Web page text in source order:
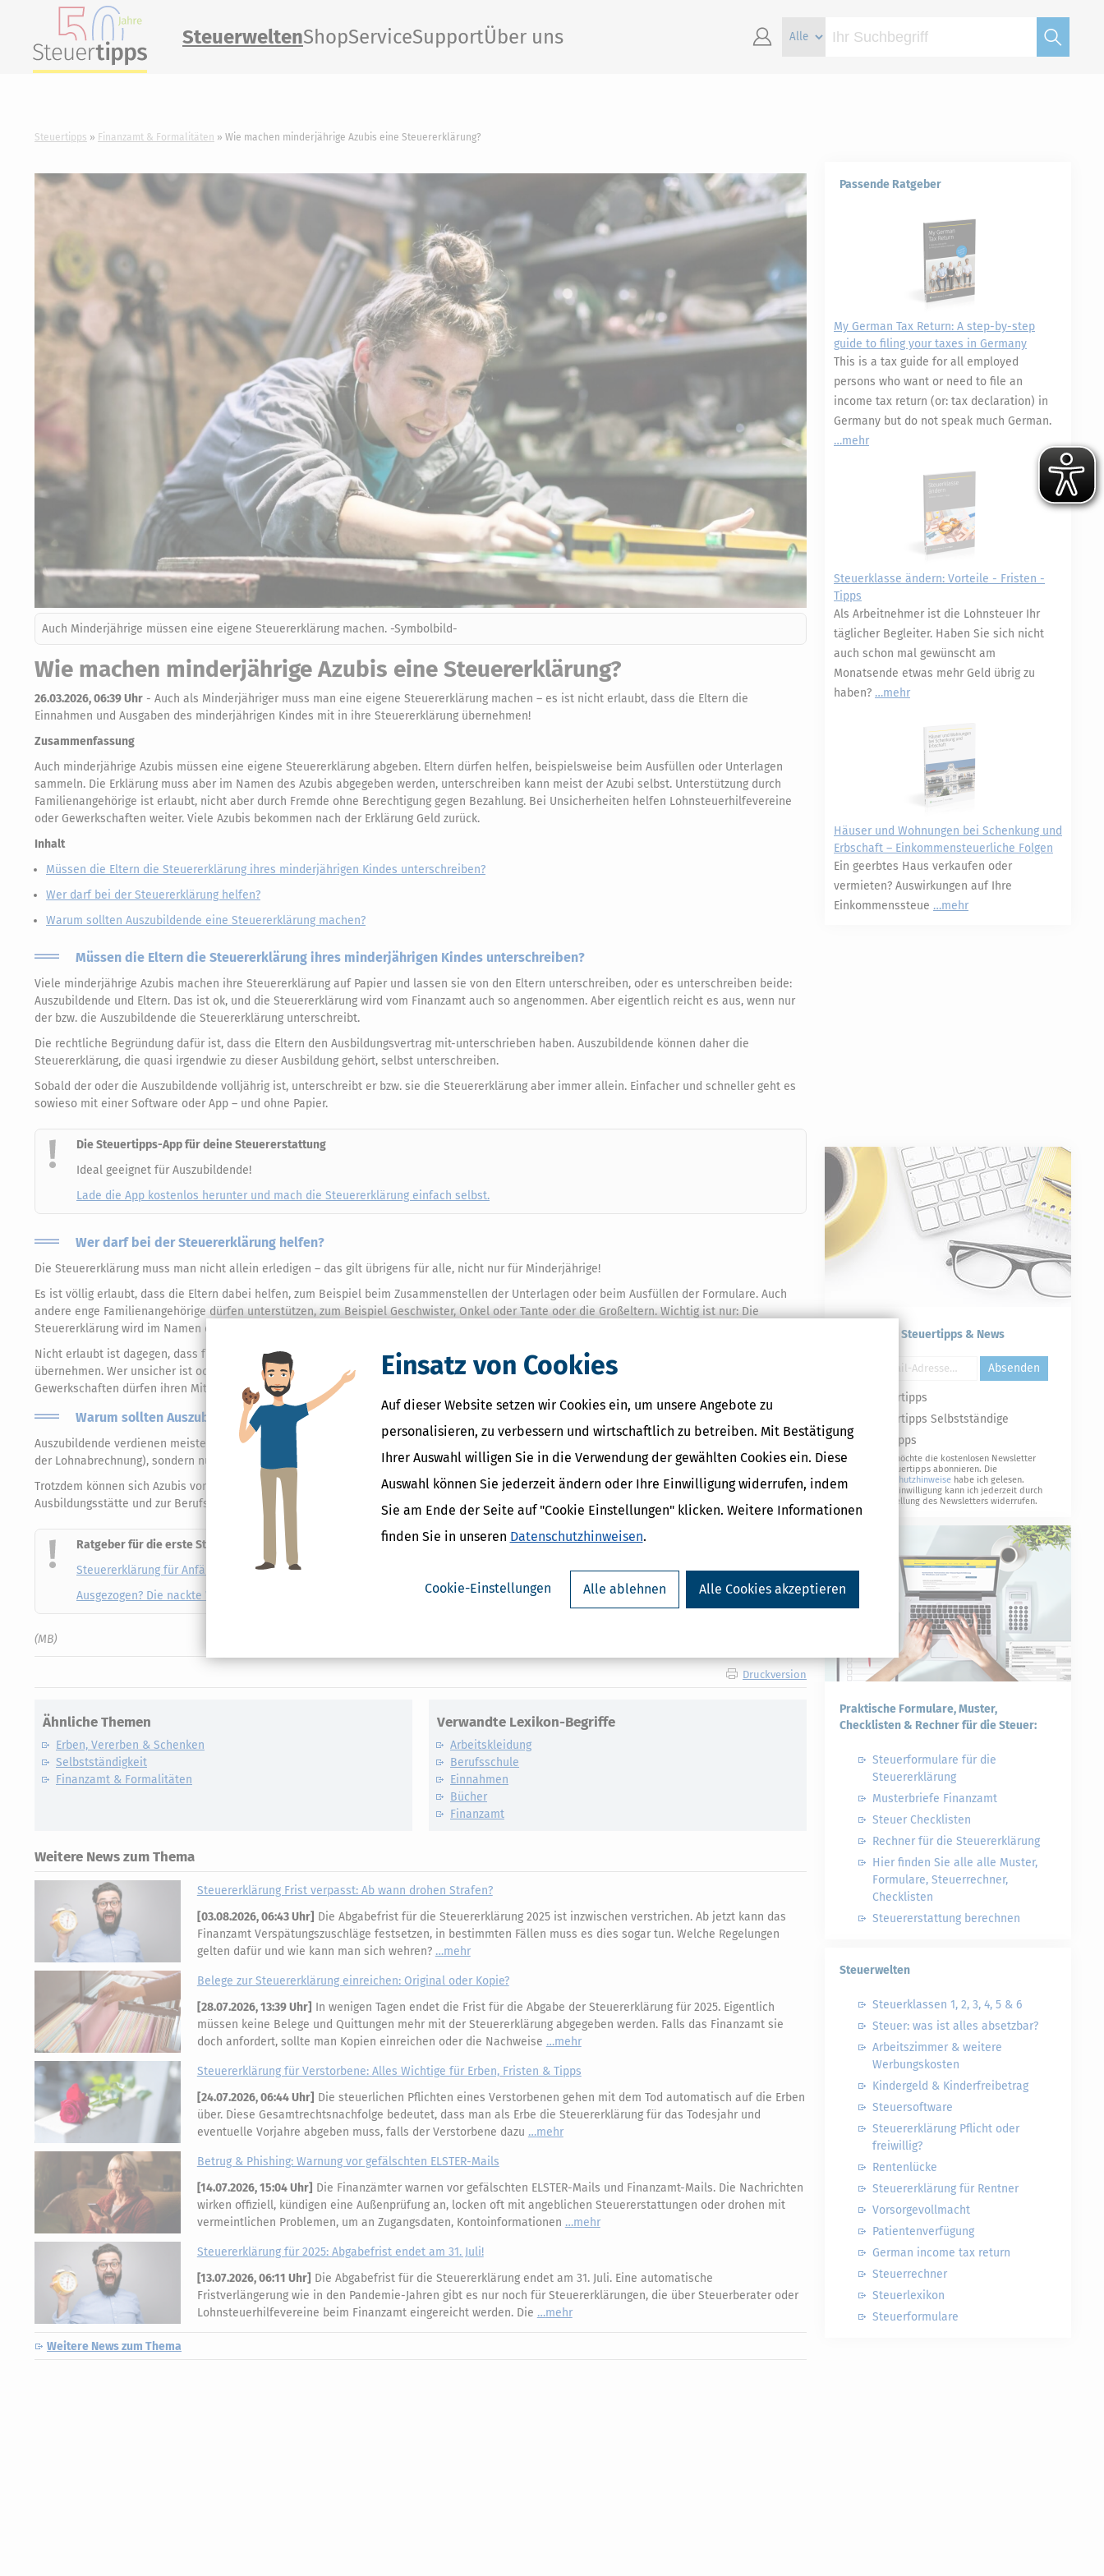
Einsatz von Cookies
Auf dieser Website setzen wir Cookies ein, um unsere Angebote zu
personalisieren, zu verbessern und wirtschaftlich zu betreiben. Mit Bestätigung
Ihrer Auswahl willigen Sie in die Verwendung der gewählten Cookies ein. Diese
Auswahl können Sie jederzeit ändern oder Ihre Einwilligung widerrufen, indem
Sie am Ende der Seite auf "Cookie Einstellungen" klicken. Weitere Informationen
finden Sie in unseren Datenschutzhinweisen.
Cookie-Einstellungen Alle ablehnen Alle Cookies akzeptieren
SteuerweltenShopServiceSupportÜber uns
Steuertipps Finanzamt & Formalitäten Wie machen minderjährige Azubis eine Steuererklärung?
Auch Minderjährige müssen eine eigene Steuererklärung machen. -Symbolbild-
Wie machen minderjährige Azubis eine Steuererklärung?
26.03.2026, 06:39 Uhr - Auch als Minderjähriger muss man eine eigene Steuererklärung machen – es ist nicht erlaubt, dass die Eltern die
Einnahmen und Ausgaben des minderjährigen Kindes mit in ihre Steuererklärung übernehmen!
Zusammenfassung
Auch minderjährige Azubis müssen eine eigene Steuererklärung abgeben. Eltern dürfen helfen, beispielsweise beim Ausfüllen oder Unterlagen
sammeln. Die Erklärung muss aber im Namen des Azubis abgegeben werden, unterschreiben kann meist der Azubi selbst. Unterstützung durch
Familienangehörige ist erlaubt, nicht aber durch Fremde ohne Berechtigung gegen Bezahlung. Bei Unsicherheiten helfen Lohnsteuerhilfevereine
oder Gewerkschaften weiter. Viele Azubis bekommen nach der Erklärung Geld zurück.
Inhalt
Müssen die Eltern die Steuererklärung ihres minderjährigen Kindes unterschreiben?
Wer darf bei der Steuererklärung helfen?
Warum sollten Auszubildende eine Steuererklärung machen?
Müssen die Eltern die Steuererklärung ihres minderjährigen Kindes unterschreiben?
Viele minderjährige Azubis machen ihre Steuererklärung auf Papier und lassen sie von den Eltern unterschreiben, oder es unterschreiben beide:
Auszubildende und Eltern. Das ist ok, und die Steuererklärung wird vom Finanzamt auch so angenommen. Aber eigentlich reicht es aus, wenn nur
der bzw. die Auszubildende die Steuererklärung unterschreibt.
Die rechtliche Begründung dafür ist, dass die Eltern den Ausbildungsvertrag mit-unterschrieben haben. Auszubildende können daher die
Steuererklärung, die quasi irgendwie zu dieser Ausbildung gehört, selbst unterschreiben.
Sobald der oder die Auszubildende volljährig ist, unterschreibt er bzw. sie die Steuererklärung aber immer allein. Einfacher und schneller geht es
sowieso mit einer Software oder App – und ohne Papier.
Die Steuertipps-App für deine Steuererstattung
Ideal geeignet für Auszubildende!
Lade die App kostenlos herunter und mach die Steuererklärung einfach selbst.
Wer darf bei der Steuererklärung helfen?
Die Steuererklärung muss man nicht allein erledigen – das gilt übrigens für alle, nicht nur für Minderjährige!
Es ist völlig erlaubt, dass die Eltern dabei helfen, zum Beispiel beim Zusammenstellen der Unterlagen oder beim Ausfüllen der Formulare. Auch
andere enge Familienangehörige dürfen unterstützen, zum Beispiel Geschwister, Onkel oder Tante oder die Großeltern. Wichtig ist nur: Die
Steuererklärung wird im Namen des bzw. der Auszubildenden abgegeben, nicht im Namen der helfenden Person.
Nicht erlaubt ist dagegen, dass fremde Personen ohne entsprechende Berechtigung gegen Bezahlung beraten oder die Steuererklärung
übernehmen. Wer unsicher ist oder komplexere Fragen hat, kann sich aber beispielweise an einen Lohnsteuerhilfeverein wenden. Auch
Gewerkschaften dürfen ihren Mitgliedern bei Steuersachen helfen.
Warum sollten Auszubildende eine Steuererklärung machen?
Auszubildende verdienen meistens nur sehr wenig. Vielleicht ist es sogar so wenig, dass gar keine Lohnsteuer einbehalten wird (das sieht man auf
der Lohnabrechnung), sondern nur die Sozialabgaben – also die Beiträge zur Krankenkasse, Rentenversicherung und Arbeitslosenversicherung.
Trotzdem können sich Azubis vom Finanzamt Geld zurückholen, denn auch sie haben Werbungskosten. Dazu gehören zum Beispiel die Fahrt zur
Ausbildungsstätte und zur Berufsschule, Fachbücher, Arbeitskleidung usw.
Ratgeber für die erste Steuererklärung
Steuererklärung für Anfänger
Deine Steuern kannst du selbst (mit Spotify Playlists, denn mit Musik geht alles leichter!)
Ausgezogen? Die nackte Wahrheit
Von zuhause raus und auf eigenen Beinen stehen
(MB)
Druckversion
Ähnliche Themen
Erben, Vererben & Schenken
Selbstständigkeit
Finanzamt & Formalitäten
Verwandte Lexikon-Begriffe
Arbeitskleidung
Berufsschule
Einnahmen
Bücher
Finanzamt
Weitere News zum Thema
Steuererklärung Frist verpasst: Ab wann drohen Strafen?
[03.08.2026, 06:43 Uhr] Die Abgabefrist für die Steuererklärung 2025 ist inzwischen verstrichen. Ab jetzt kann das
Finanzamt Verspätungszuschläge festsetzen, in bestimmten Fällen muss es dies sogar tun. Welche Regelungen
gelten dafür und wie kann man sich wehren?
mehr
Belege zur Steuererklärung einreichen: Original oder Kopie?
[28.07.2026, 13:39 Uhr] In wenigen Tagen endet die Frist für die Abgabe der Steuererklärung für 2025. Eigentlich
müssen keine Belege und Quittungen mehr mit der Steuererklärung abgegeben werden. Falls das Finanzamt sie
doch anfordert, sollte man Kopien einreichen oder die Nachweise
mehr
Steuererklärung für Verstorbene: Alles Wichtige für Erben, Fristen & Tipps
[24.07.2026, 06:44 Uhr] Die steuerlichen Pflichten eines Verstorbenen gehen mit dem Tod automatisch auf die Erben
über. Diese Gesamtrechtsnachfolge bedeutet, dass man als Erbe die Steuererklärung für das Todesjahr und
eventuelle Vorjahre abgeben muss, falls der Verstorbene dazu
mehr
Betrug & Phishing: Warnung vor gefälschten ELSTER-Mails
[14.07.2026, 15:04 Uhr] Die Finanzämter warnen vor gefälschten ELSTER-Mails und Finanzamt-Mails. Die Nachrichten
wirken offiziell, kündigen eine Außenprüfung an, locken oft mit angeblichen Steuererstattungen oder drohen mit
vermeintlichen Problemen, um an Zugangsdaten, Kontoinformationen
mehr
Steuererklärung für 2025: Abgabefrist endet am 31. Juli!
[13.07.2026, 06:11 Uhr] Die Abgabefrist für die Steuererklärung endet am 31. Juli. Eine automatische
Fristverlängerung wie in den Pandemie-Jahren gibt es nur noch für Steuererklärungen, die über Steuerberater oder
Lohnsteuerhilfevereine beim Finanzamt eingereicht werden. Die
mehr
Weitere News zum Thema
Passende Ratgeber
My German Tax Return: A step-by-step
guide to filing your taxes in Germany
This is a tax guide for all employed
persons who want or need to file an
income tax return (or: tax declaration) in
Germany but do not speak much German.
mehr
Steuerklasse ändern: Vorteile - Fristen -
Tipps
Als Arbeitnehmer ist die Lohnsteuer Ihr
täglicher Begleiter. Haben Sie sich nicht
auch schon mal gewünscht am
Monatsende etwas mehr Geld übrig zu
haben?
mehr
Häuser und Wohnungen bei Schenkung und
Erbschaft – Einkommensteuerliche Folgen
Ein geerbtes Haus verkaufen oder
vermieten? Auswirkungen auf Ihre
Einkommenssteue
mehr
Kostenlose Steuertipps & News
Absenden
Steuertipps
Steuertipps Selbstständige
Geldtipps
Ja, ich möchte die kostenlosen Newsletter
von Steuertipps abonnieren. Die
Datenschutzhinweise habe ich gelesen.
Meine Einwilligung kann ich jederzeit durch
Abbestellung des Newsletters widerrufen.
Praktische Formulare, Muster,
Checklisten & Rechner für die Steuer:
Steuerformulare für die
Steuererklärung
Musterbriefe Finanzamt
Steuer Checklisten
Rechner für die Steuererklärung
Hier finden Sie alle alle Muster,
Formulare, Steuerrechner,
Checklisten
Steuererstattung berechnen
Steuerwelten
Steuerklassen 1, 2, 3, 4, 5 & 6
Steuer: was ist alles absetzbar?
Arbeitszimmer & weitere
Werbungskosten
Kindergeld & Kinderfreibetrag
Steuersoftware
Steuererklärung Pflicht oder
freiwillig?
Rentenlücke
Steuererklärung für Rentner
Vorsorgevollmacht
Patientenverfügung
German income tax return
Steuerrechner
Steuerlexikon
Steuerformulare